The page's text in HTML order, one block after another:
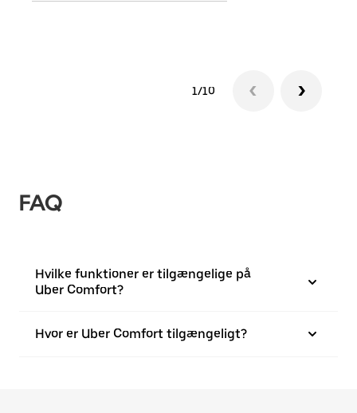
1/10
FAQ
Hvilke funktioner er tilgængelige på
Uber Comfort?
Hvor er Uber Comfort tilgængeligt?